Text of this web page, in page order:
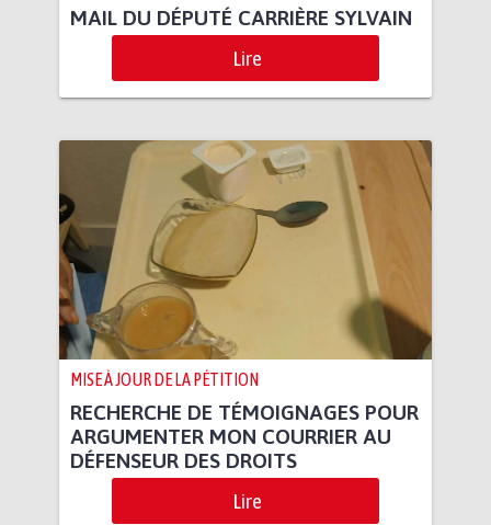
MAIL DU DÉPUTÉ CARRIÈRE SYLVAIN
Lire
MISE À JOUR DE LA PÉTITION
RECHERCHE DE TÉMOIGNAGES POUR
ARGUMENTER MON COURRIER AU
DÉFENSEUR DES DROITS
Lire